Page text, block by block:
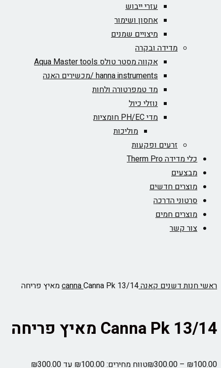
עזרי ייבוש
אחסון ושימור
מיצויים שמנים
מדידה ובקרה
אקווה מסטר טולס Aqua Master tools
hanna instruments /מכשירים האנה
מד טמפרטורה ולחות
נוזלי כיול
מדי PH/EC חומציות
מוליכות
זרעים ופקעות
כלי מדידה Therm Pro
מבצעים
מוצרים חדשים
סרטוני הדרכה
מוצרים חמים
צור קשר
ראשיחנותדשניםקאנה cannaCanna Pk 13/14 מאיץ פריחה
Canna Pk 13/14 מאיץ פריחה
₪100.00
–
₪300.00 טווח מחירים: ⁦₪100.00⁩ עד ⁦₪300.00⁩